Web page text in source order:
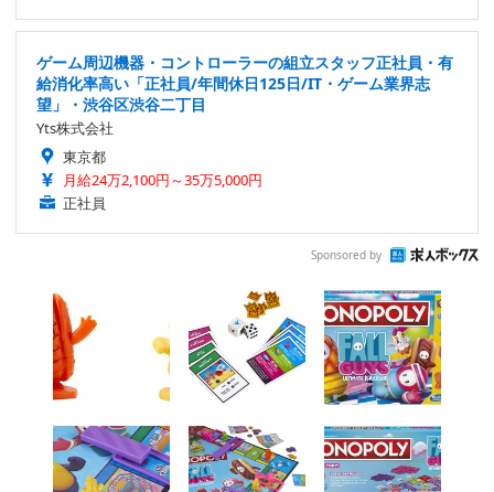
ゲーム周辺機器・コントローラーの組立スタッフ正社員・有
給消化率高い「正社員/年間休日125日/IT・ゲーム業界志
望」・渋谷区渋谷二丁目
Yts株式会社
東京都
月給24万2,100円～35万5,000円
正社員
Sponsored by